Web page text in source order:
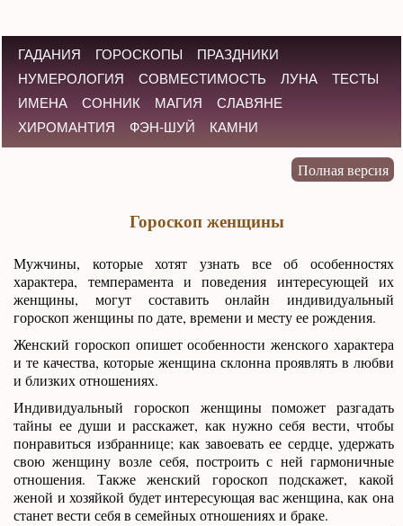
ГАДАНИЯ ГОРОСКОПЫ
ПРАЗДНИКИ
НУМЕРОЛОГИЯ
СОВМЕСТИМОСТЬ ЛУНА
ТЕСТЫ
ИМЕНА
СОННИК МАГИЯ
СЛАВЯНЕ
ХИРОМАНТИЯ
ФЭН-ШУЙ КАМНИ
Гороскоп женщины
Мужчины, которые хотят узнать все об особенностях
характера, темперамента и поведения интересующей их
женщины, могут составить онлайн индивидуальный
гороскоп женщины по дате, времени и месту ее рождения.
Женский гороскоп опишет особенности женского характера
и те качества, которые женщина склонна проявлять в любви
и близких отношениях.
Индивидуальный гороскоп женщины поможет разгадать
тайны ее души и расскажет, как нужно себя вести, чтобы
понравиться избраннице; как завоевать ее сердце, удержать
свою женщину возле себя, построить с ней гармоничные
отношения. Также женский гороскоп подскажет, какой
женой и хозяйкой будет интересующая вас женщина, как она
станет вести себя в семейных отношениях и браке.